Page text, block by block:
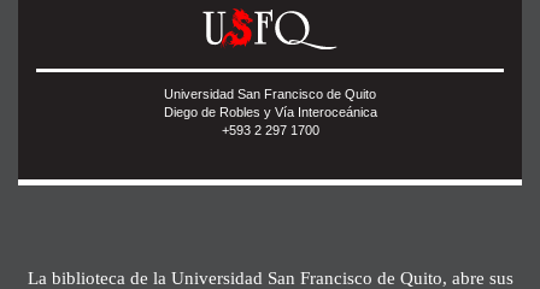
Universidad San Francisco de Quito
Diego de Robles y Vía Interoceánica
+593 2 297 1700
La biblioteca de la Universidad San Francisco de Quito, abre sus